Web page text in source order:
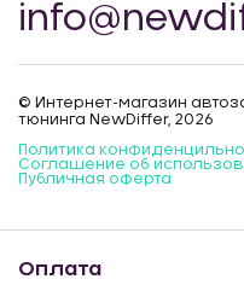
© Интернет-магазин
тюнинга NewDiffer, 2026
Политика
Соглашение об
Публичная оферта
Оплата